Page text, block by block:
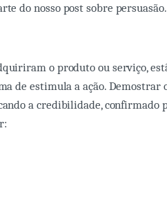
do nosso post sobre persuasão.
o produto ou serviço,
de estimula a ação. Demostrar
a credibilidade, confirmado